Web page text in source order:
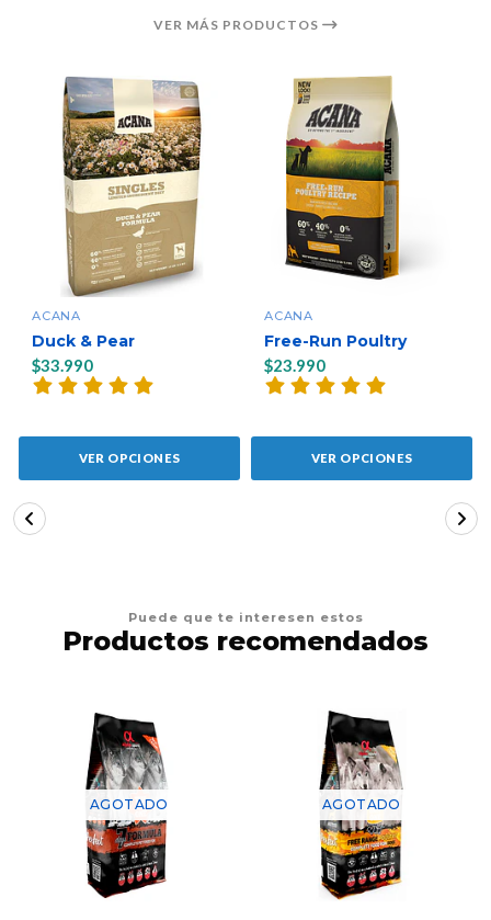
VER MÁS PRODUCTOS
ACANA
Duck & Pear
$33.990
VER OPCIONES
ACANA
Free-Run Poultry
$23.990
VER OPCIONES
Puede que te interesen estos
Productos recomendados
AGOTADO AGOTADO